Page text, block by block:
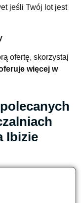
jeśli Twój lot jest
ofertę, skorzystaj
więcej w
Ibizie